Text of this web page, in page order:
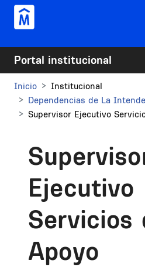
Pasar al contenido principal
Portal institucional
Inicio
Institucional
Dependencias de La
Supervisor Ejecutivo
Ejecutivo
Servicios
Apoyo